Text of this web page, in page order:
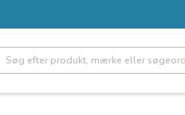
Site Search